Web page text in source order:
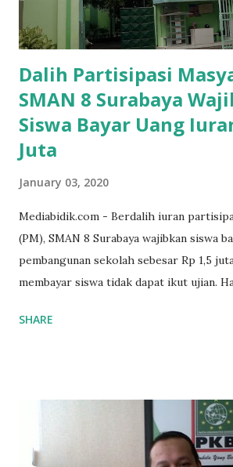
Dalih Partisipasi
SMAN 8 Surabaya
Siswa Bayar Uang
Juta
January 03, 2020
Mediabidik.com - Berdalih iuran
(PM), SMAN 8 Surabaya wajibkan siswa
pembangunan sekolah sebesar Rp 1,5
membayar siswa tidak dapat ikut ujian.
SMAN 8 Jalan Iskandar Muda Surabaya
Mujib menambahkan, akhirnya terpaksa
uang tetangga 500 ribu, agar anaknya
"Kasihan dia sudah tidak punya ayah,
SHARE